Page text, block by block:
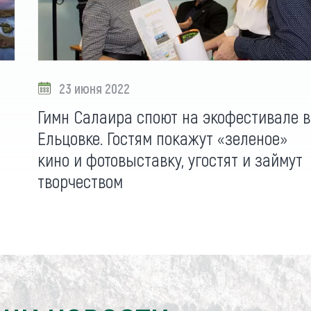
23 июня 2022
Гимн Салаира споют на экофестивале в
Ельцовке. Гостям покажут «зеленое»
кино и фотовыставку, угостят и займут
творчеством